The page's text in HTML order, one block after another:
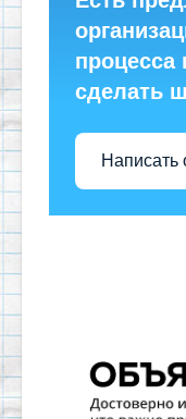
процесса
сделать
Написать